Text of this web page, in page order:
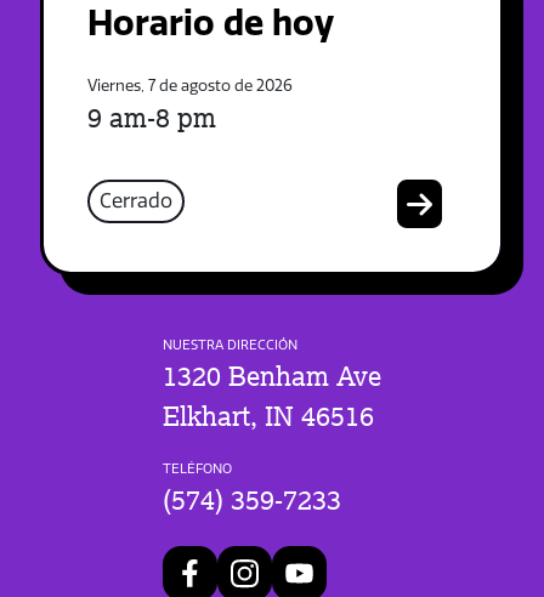
Horario de hoy
Viernes, 7 de agosto de 2026
9 am-8 pm
Cerrado
NUESTRA DIRECCIÓN
1320 Benham Ave
Elkhart, IN 46516
TELÉFONO
(574) 359-7233